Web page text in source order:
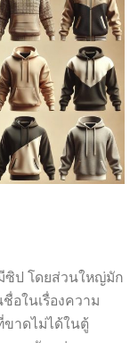
ซิป โดยส่วนใหญ่มัก
อในเรื่องความ
ขาดไม่ได้ในตู้